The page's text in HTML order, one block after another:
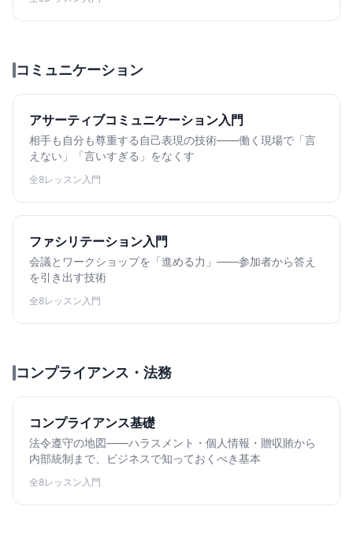
コミュニケーション
アサーティブコミュニケーション入門
相手も自分も尊重する自己表現の技術——働く現場で「言
えない」「言いすぎる」をなくす
全8レッスン 入門
ファシリテーション入門
会議とワークショップを「進める力」——参加者から答え
を引き出す技術
全8レッスン 入門
コンプライアンス・法務
コンプライアンス基礎
法令遵守の地図——ハラスメント・個人情報・贈収賄から
内部統制まで、ビジネスで知っておくべき基本
全8レッスン 入門